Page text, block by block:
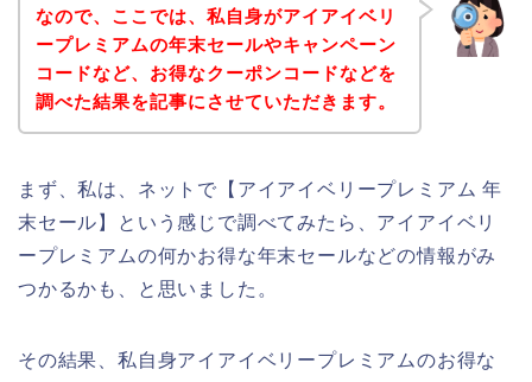
なので、ここでは、私自身がアイアイベリ
ープレミアムの年末セールやキャンペーン
コードなど、お得なクーポンコードなどを
調べた結果を記事にさせていただきます。
まず、私は、ネットで【アイアイベリープレミアム 年
末セール】という感じで調べてみたら、アイアイベリ
ープレミアムの何かお得な年末セールなどの情報がみ
つかるかも、と思いました。
その結果、私自身アイアイベリープレミアムのお得な